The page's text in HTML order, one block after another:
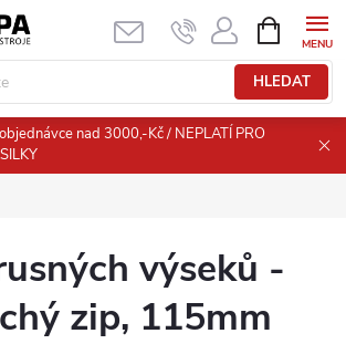
HLEDAT
NÁKUPNÍ
KOŠÍK
nad 3000,-Kč / NEPLATÍ PRO
výseků -
zip, 115mm